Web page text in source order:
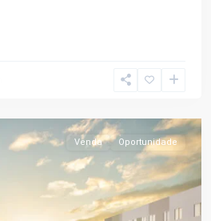
Venda Oportunidade